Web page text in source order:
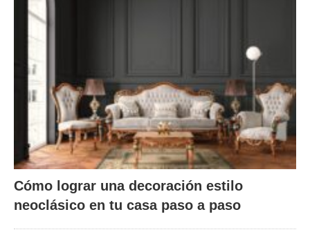
Cómo lograr una decoración estilo
neoclásico en tu casa paso a paso